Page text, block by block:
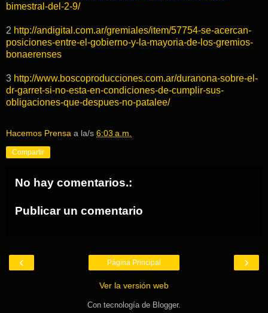
bimestral-del-2-9/
2 http://andigital.com.ar/gremiales/item/57754-se-acercan-
posiciones-entre-el-gobierno-y-la-mayoria-de-los-gremios-
bonaerenses
3 http://www.boscoproducciones.com.ar/duranona-sobre-el-
dr-garret-si-no-esta-en-condiciones-de-cumplir-sus-
obligaciones-que-despues-no-patalee/
Hacemos Prensa a la/s 6:03 a.m.
Compartir
No hay comentarios.:
Publicar un comentario
‹ ›
Página Principal
Ver la versión web
Con tecnología de Blogger.